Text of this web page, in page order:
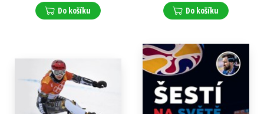
Do košíku Do košíku